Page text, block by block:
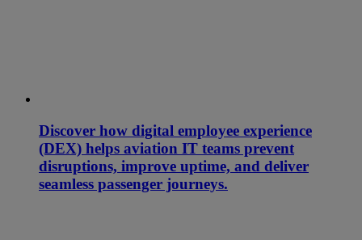
Discover how digital employee experience
(DEX) helps aviation IT teams prevent
disruptions, improve uptime, and deliver
seamless passenger journeys.